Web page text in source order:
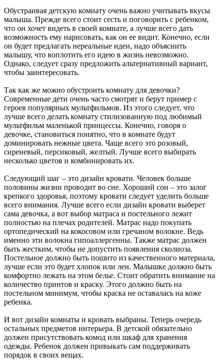
Обустраивая детскую комнату очень важно учитывать вкусы
малыша. Прежде всего стоит сесть и поговорить с ребенком,
что он хочет видеть в своей комнате, а лучше всего дать
возможность ему нарисовать, как он ее видит. Конечно, если
он будет предлагать нереальные идеи, надо объяснить
малышу, что воплотить его идею в жизнь невозможно.
Однако, следует сразу предложить альтернативный вариант,
чтобы заинтересовать.
Так как же можно обустроить комнату для девочки?
Современные дети очень часто смотрят и берут пример с
героев популярных мультфильмов. Из этого следует, что
лучше всего делать комнату стилизованную под любимый
мультфильм маленькой принцессы. Конечно, говоря о
девочке, становиться понятно, что в комнате будут
доминировать нежные цвета. Чаще всего это розовый,
сиреневый, персиковый, желтый. Лучше всего выбирать
несколько цветов и комбинировать их.
Следующий шаг – это дизайн кровати. Человек больше
половины жизни проводит во сне. Хороший сон – это залог
крепкого здоровья, поэтому кровати следует уделить больше
всего внимания. Лучше всего если дизайн кровати выберет
сама девочка, а вот выбор матраса и постельного лежит
полностью на плечах родителей. Матрас надо покупать
ортопедический на кокосовом или гречаном волокне. Ведь
именно эти волокна гипоаллергенны. Также матрас должен
быть жестким, чтобы не допустить появления сколиоза.
Постельное должно быть пошито из качественного материала,
лучше если это будет хлопок или лен. Малышке должно быть
комфортно лежать на этом белье. Стоит обратить внимание на
количество принтов и краску. Этого должно быть на
постельном минимум, чтобы краска не оставалась на коже
ребенка.
И вот дизайн комнаты и кровать выбраны. Теперь очередь
остальных предметов интерьера. В детской обязательно
должен присутствовать комод или шкаф для хранения
одежды. Ребенок должен привыкать сам поддерживать
порядок в своих вещах.